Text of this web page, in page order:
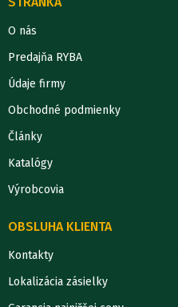
O nás
Predajňa RYBA
Údaje firmy
Obchodné podmienky
Články
Katalógy
Výrobcovia
OBSLUHA KLIENTA
Kontakty
Lokalizácia zásielky